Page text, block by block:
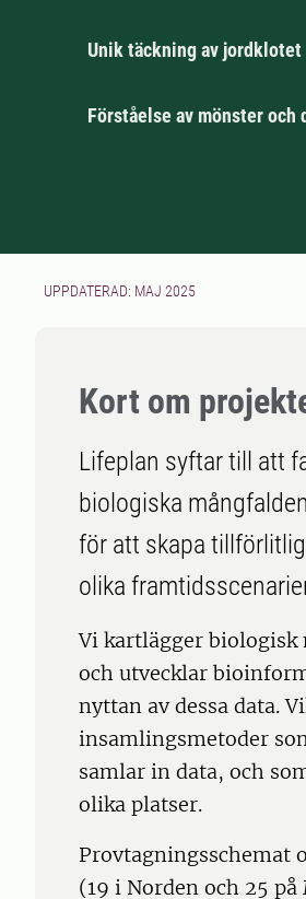
Unik täckning av jordklotet
Förståelse av mönster
UPPDATERAD: MAJ 2025
Kort om
Lifeplan syftar till att
biologiska
för att skapa
olika
Vi kartlägger
och utvecklar
nyttan av dessa data.
insamlingsmetoder
samlar in data, och
olika platser.
Provtagningsschemat
(19 i Norden och 25